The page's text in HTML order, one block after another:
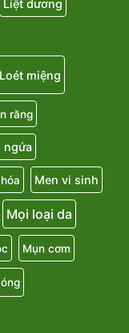
Liệt dương
Loét miệng
răng
ngứa
Men vi sinh
Mọi loại da
Mụn cơm